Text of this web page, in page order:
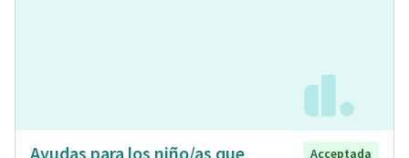
Ayudas para los niño/as que Acceptada